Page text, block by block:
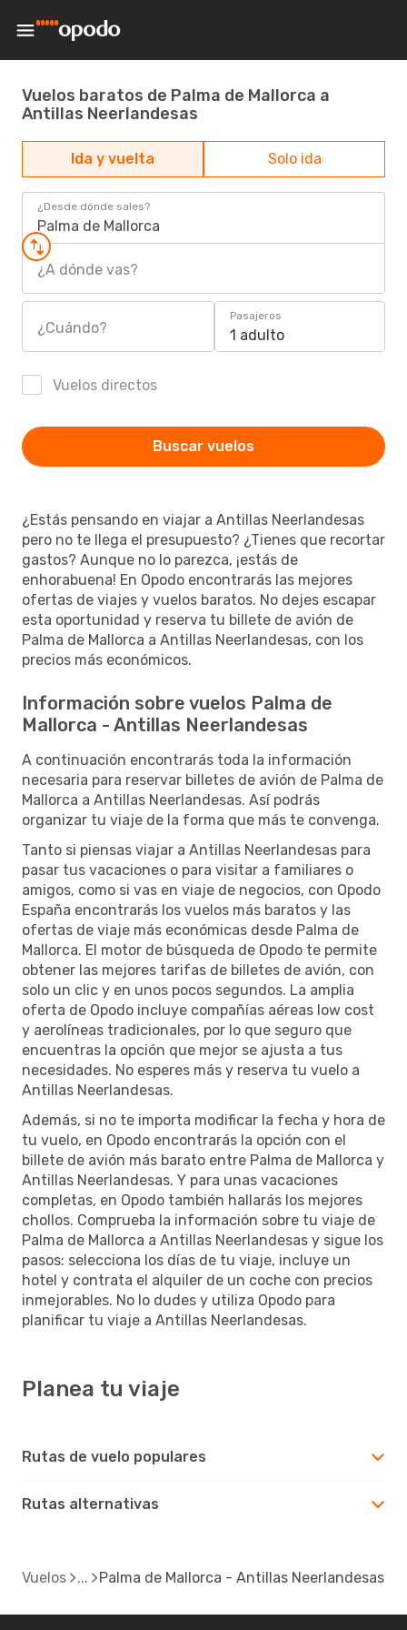
Vuelos baratos de Palma de Mallorca a
Antillas Neerlandesas
Ida y vuelta Solo ida
¿Desde dónde sales?
Palma de Mallorca
¿A dónde vas?
¿Cuándo?
Pasajeros
1 adulto
Vuelos directos
Buscar vuelos
¿Estás pensando en viajar a Antillas Neerlandesas
pero no te llega el presupuesto? ¿Tienes que recortar
gastos? Aunque no lo parezca, ¡estás de
enhorabuena! En Opodo encontrarás las mejores
ofertas de viajes y vuelos baratos. No dejes escapar
esta oportunidad y reserva tu billete de avión de
Palma de Mallorca a Antillas Neerlandesas, con los
precios más económicos.
Información sobre vuelos Palma de
Mallorca - Antillas Neerlandesas
A continuación encontrarás toda la información
necesaria para reservar billetes de avión de Palma de
Mallorca a Antillas Neerlandesas. Así podrás
organizar tu viaje de la forma que más te convenga.
Tanto si piensas viajar a Antillas Neerlandesas para
pasar tus vacaciones o para visitar a familiares o
amigos, como si vas en viaje de negocios, con Opodo
España encontrarás los vuelos más baratos y las
ofertas de viaje más económicas desde Palma de
Mallorca. El motor de búsqueda de Opodo te permite
obtener las mejores tarifas de billetes de avión, con
solo un clic y en unos pocos segundos. La amplia
oferta de Opodo incluye compañías aéreas low cost
y aerolíneas tradicionales, por lo que seguro que
encuentras la opción que mejor se ajusta a tus
necesidades. No esperes más y reserva tu vuelo a
Antillas Neerlandesas.
Además, si no te importa modificar la fecha y hora de
tu vuelo, en Opodo encontrarás la opción con el
billete de avión más barato entre Palma de Mallorca y
Antillas Neerlandesas. Y para unas vacaciones
completas, en Opodo también hallarás los mejores
chollos. Comprueba la información sobre tu viaje de
Palma de Mallorca a Antillas Neerlandesas y sigue los
pasos: selecciona los días de tu viaje, incluye un
hotel y contrata el alquiler de un coche con precios
inmejorables. No lo dudes y utiliza Opodo para
planificar tu viaje a Antillas Neerlandesas.
Planea tu viaje
Rutas de vuelo populares
Rutas alternativas
Vuelos Palma de Mallorca - Antillas Neerlandesas